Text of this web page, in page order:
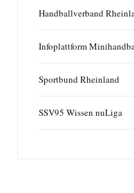
Handballverband
Infoplattform
Sportbund Rheinland
SSV95 Wissen nuLiga